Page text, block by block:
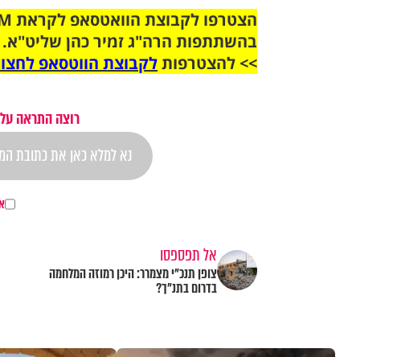
בהשתתפות הרה"ג זמיר כהן
>> להצטרפותלקבוצת הווטסאפ
רוצה התראה
אל תפספסו
צופן תנכ"י מצמרר: היכן רמוזה המלחמה
בדרום בתנ"ך?